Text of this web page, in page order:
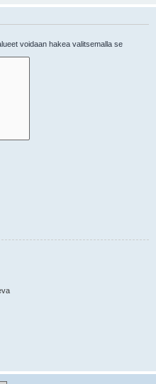
voidaan hakea valitsemalla se